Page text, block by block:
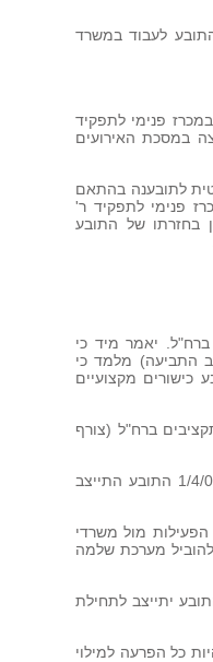
פרישתו מצה"ל החל התובע לעבוד במשרד
נעוץ במסכת אירועים שראשיתה בשנת 2008, עת זכה במכרז פנימי לתפקיד
במסכת האירועים
לתובענה בהתאם
פנימי לתפקיד ר'
בחזרתו של התובע
ברח"ל. יאמר מיד כי
במכרז הפנימי, ועיון בפרוטוקול ועדת המכרז (נספח ה' 2 לכתב התביעה) מלמד כי
כישורים מקצועיים
תקציבים ברח"ל (צורף
8. באותה עת בראש אגף רח"ל עמד תא"ל (מיל') זאב צוק רם [להלן: "צוק רם"]. ביום 1/4/09 התובע התייצב
מול משרדי
מערכת שלמה
יתייצב לתחילת
ולא צריכה להיות כל הפרעה למילוי